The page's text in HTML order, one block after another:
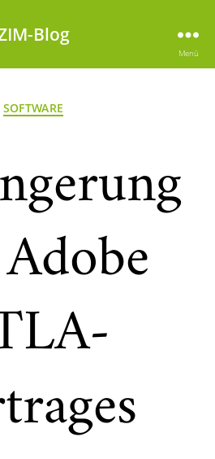
Blog
Menü
Kategorien
SOFTWARE